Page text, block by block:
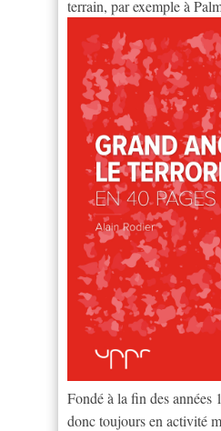
terrain, par exemple à
Fondé à la fin des années
donc toujours en activité